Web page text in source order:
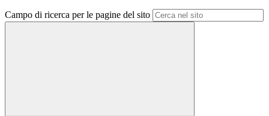
Campo di ricerca per le pagine del sito